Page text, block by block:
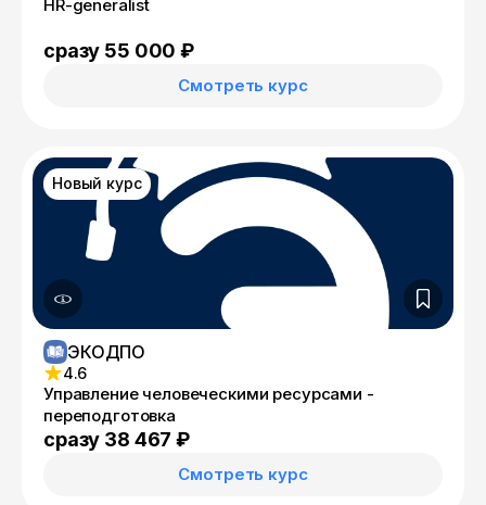
HR-generalist
сразу 55 000 ₽
Смотреть курс
Новый курс
ЭКОДПО
4.6
Управление человеческими ресурсами -
переподготовка
сразу 38 467 ₽
Смотреть курс